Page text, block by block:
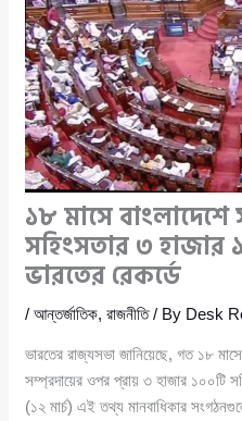
১৮ মাসে
সহিংসতার ৩
ভারতের রেকর্ডে
/আন্তর্জাতিক,রাজনীতি/ By Desk
ভারতের রাজ্যসভা জানিয়েছে, গত ১৮
সম্প্রদায়ের ওপর প্রায় ৩ হাজার ১০০টি
(১২ মার্চ) এই তথ্য মানবাধিকার